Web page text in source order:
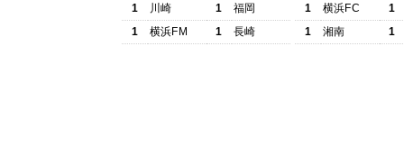
1
川崎 1
福岡
1
横浜FM 1 長崎
1
横浜FC
1
1
湘南 1